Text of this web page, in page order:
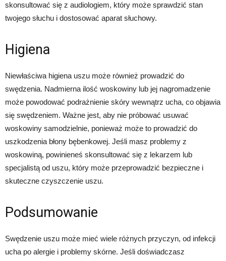
skonsultować się z audiologiem, który może sprawdzić stan
twojego słuchu i dostosować aparat słuchowy.
Higiena
Niewłaściwa higiena uszu może również prowadzić do
swędzenia. Nadmierna ilość woskowiny lub jej nagromadzenie
może powodować podrażnienie skóry wewnątrz ucha, co objawia
się swędzeniem. Ważne jest, aby nie próbować usuwać
woskowiny samodzielnie, ponieważ może to prowadzić do
uszkodzenia błony bębenkowej. Jeśli masz problemy z
woskowiną, powinieneś skonsultować się z lekarzem lub
specjalistą od uszu, który może przeprowadzić bezpieczne i
skuteczne czyszczenie uszu.
Podsumowanie
Swędzenie uszu może mieć wiele różnych przyczyn, od infekcji
ucha po alergie i problemy skórne. Jeśli doświadczasz